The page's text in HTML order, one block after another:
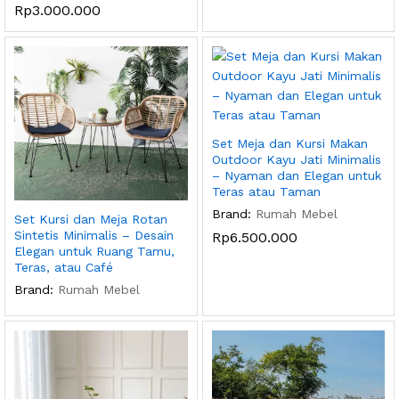
Rp3.000.000
Set Kursi dan Meja Rotan
Sintetis Minimalis – Desain
Elegan untuk Ruang Tamu,
Teras, atau Café
Brand: Rumah Mebel
Set Meja dan Kursi Makan
Outdoor Kayu Jati Minimalis
– Nyaman dan Elegan untuk
Teras atau Taman
Brand: Rumah Mebel
Rp6.500.000